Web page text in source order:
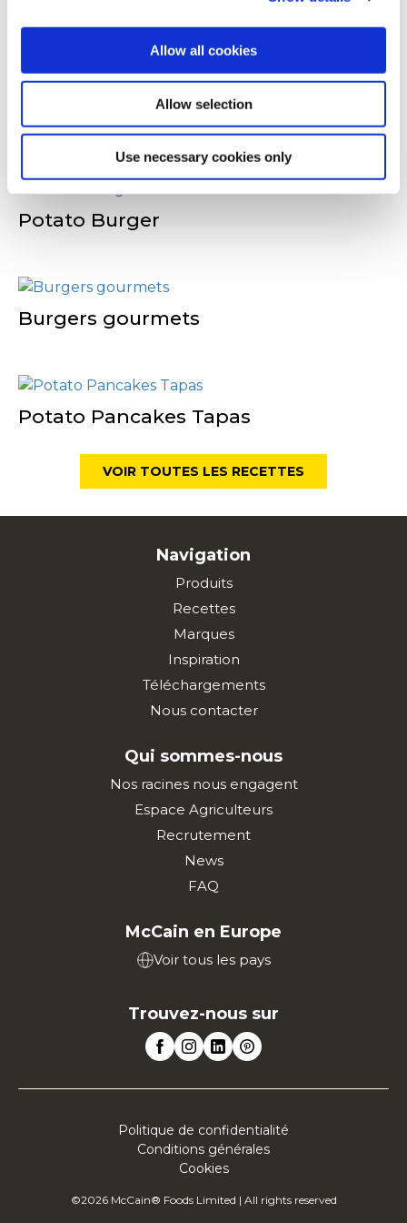
Allow all cookies
Allow selection
Use necessary cookies only
D'autres ont
également consulté
Potato Burger
Burgers gourmets
Potato Pancakes Tapas
VOIR TOUTES LES RECETTES
Navigation
Produits
Recettes
Marques
Inspiration
Téléchargements
Nous contacter
Qui sommes-nous
Nos racines nous engagent
Espace Agriculteurs
Recrutement
News
FAQ
McCain en Europe
Voir tous les pays
Trouvez-nous sur
Politique de confidentialité
Conditions générales
Cookies
©2026 McCain® Foods Limited | All rights reserved